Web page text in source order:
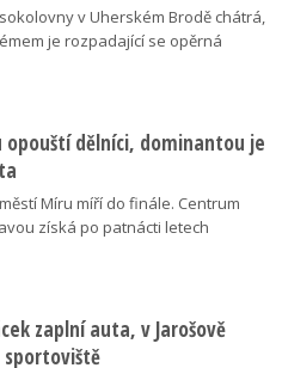
v Uherském Brodě chátrá,
je rozpadající se opěrná
opouští dělníci, dominantou je
Míru míří do finále. Centrum
získá po patnácti letech
zaplní auta, v Jarošově